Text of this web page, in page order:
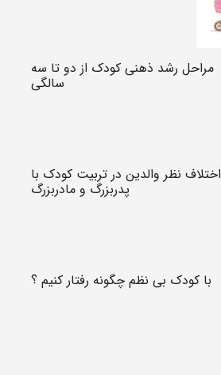
مراحل رشد ذهنی کودک از دو تا سه
سالگی
اختلاف نظر والدین در تربیت کودک با
پدربزرگ و مادربزرگ
با کودک بی نظم چگونه رفتار کنیم ؟